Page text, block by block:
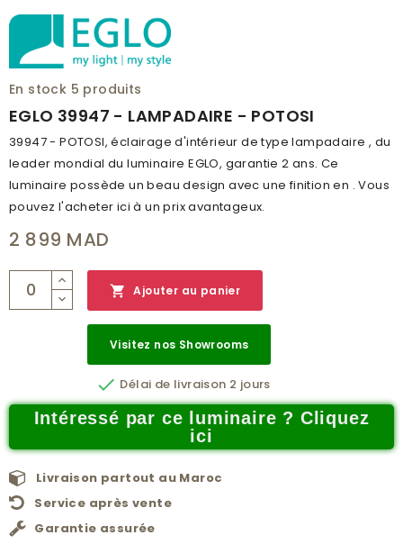
En stock 5 produits
EGLO 39947 - LAMPADAIRE - POTOSI
39947 - POTOSI, éclairage d'intérieur de type lampadaire , du
leader mondial du luminaire EGLO, garantie 2 ans. Ce
luminaire possède un beau design avec une finition en . Vous
pouvez l'acheter ici à un prix avantageux.
2 899 MAD
 Ajouter au panier
Visitez nos Showrooms
 Délai de livraison 2 jours
Intéressé par ce luminaire ? Cliquez
ici
Livraison partout au Maroc
Service après vente
Garantie assurée